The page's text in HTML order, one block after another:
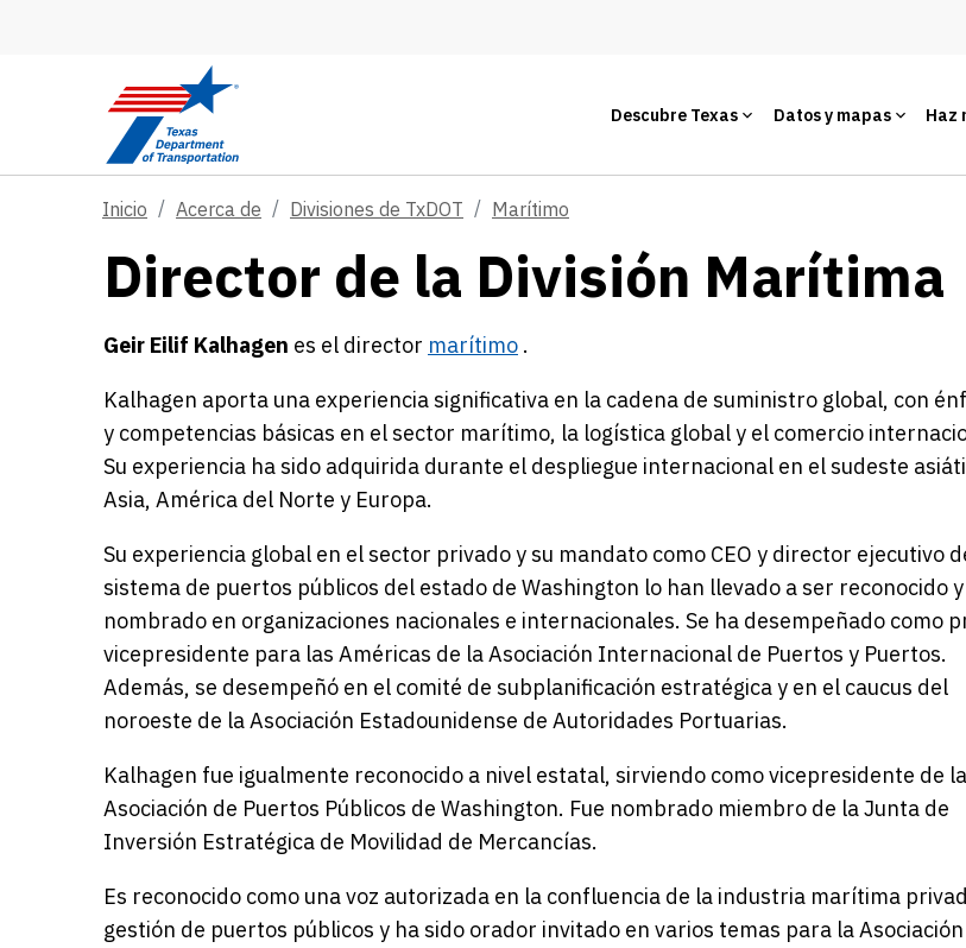
Descubre Texas Datos y mapas Haz
Inicio Acerca de Divisiones de TxDOT Marítimo
Director de la División Marítima
Geir Eilif Kalhagen es el director marítimo .
Kalhagen aporta una experiencia significativa en la cadena de suministro global, con
y competencias básicas en el sector marítimo, la logística global y el comercio
Su experiencia ha sido adquirida durante el despliegue internacional en el sudeste
Asia, América del Norte y Europa.
Su experiencia global en el sector privado y su mandato como CEO y director ejecutivo
sistema de puertos públicos del estado de Washington lo han llevado a ser reconocido y
nombrado en organizaciones nacionales e internacionales. Se ha desempeñado como
vicepresidente para las Américas de la Asociación Internacional de Puertos y Puertos.
Además, se desempeñó en el comité de subplanificación estratégica y en el caucus del
noroeste de la Asociación Estadounidense de Autoridades Portuarias.
Kalhagen fue igualmente reconocido a nivel estatal, sirviendo como vicepresidente de la
Asociación de Puertos Públicos de Washington. Fue nombrado miembro de la Junta de
Inversión Estratégica de Movilidad de Mercancías.
Es reconocido como una voz autorizada en la confluencia de la industria marítima
gestión de puertos públicos y ha sido orador invitado en varios temas para la Asociación